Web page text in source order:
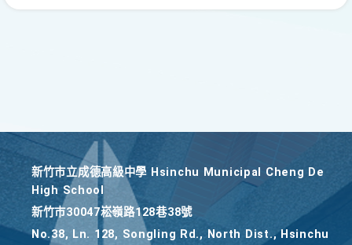
新竹巿立成德高級中學 Hsinchu Municipal Cheng De
High School
新竹巿30047崧嶺路128巷38號
No.38, Ln. 128, Songling Rd., North Dist., Hsinchu